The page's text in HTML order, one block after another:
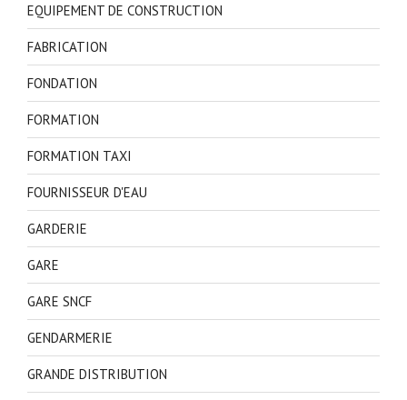
EQUIPEMENT DE CONSTRUCTION
FABRICATION
FONDATION
FORMATION
FORMATION TAXI
FOURNISSEUR D'EAU
GARDERIE
GARE
GARE SNCF
GENDARMERIE
GRANDE DISTRIBUTION